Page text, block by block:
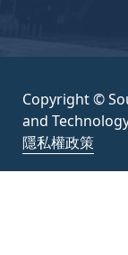
Copyright ©
and
隱私權政策